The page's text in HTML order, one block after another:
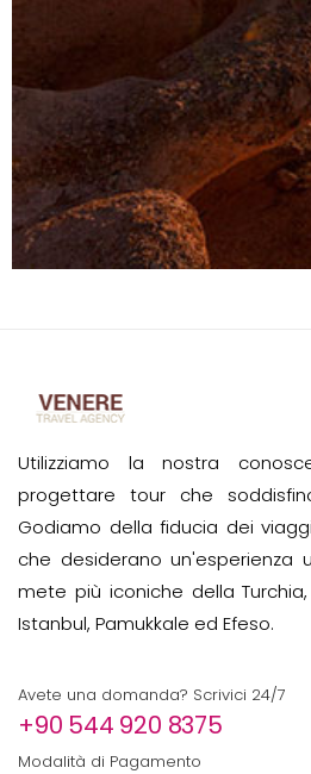
Utilizziamo la nostra
progettare tour che
Godiamo della fiducia dei
che desiderano un'esperienza
mete più iconiche della
Istanbul, Pamukkale ed Efeso.
Avete una domanda? Scrivici 24/7
+90 544 920 8375
Modalità di Pagamento